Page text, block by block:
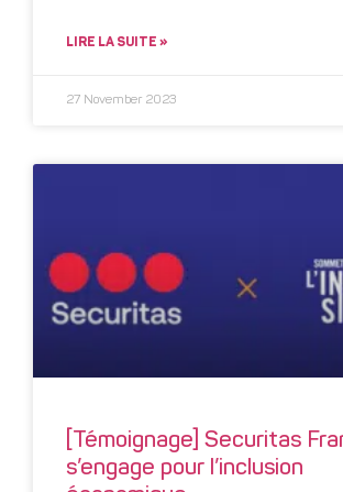
LIRE LA SUITE »
27 November 2023
[Témoignage] Securitas
s’engage pour l’inclusion